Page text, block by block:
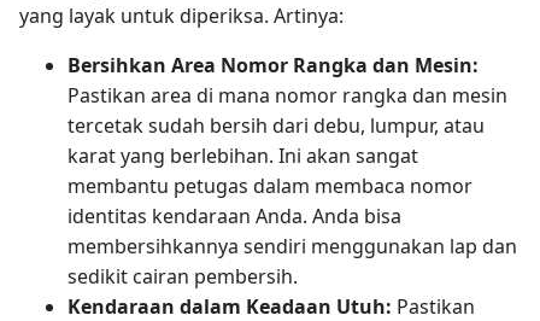
yang layak untuk diperiksa. Artinya:
Bersihkan Area Nomor Rangka dan Mesin:
Pastikan area di mana nomor rangka dan mesin
tercetak sudah bersih dari debu, lumpur, atau
karat yang berlebihan. Ini akan sangat
membantu petugas dalam membaca nomor
identitas kendaraan Anda. Anda bisa
membersihkannya sendiri menggunakan lap dan
sedikit cairan pembersih.
Kendaraan dalam Keadaan Utuh: Pastikan